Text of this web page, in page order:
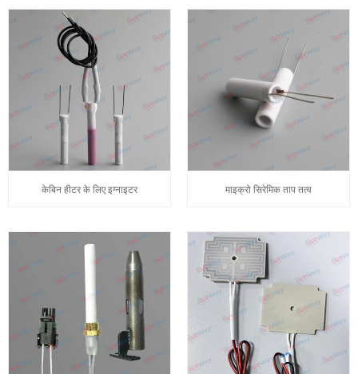
केबिन हीटर के लिए इग्नाइटर माइक्रो सिरेमिक ताप तत्व